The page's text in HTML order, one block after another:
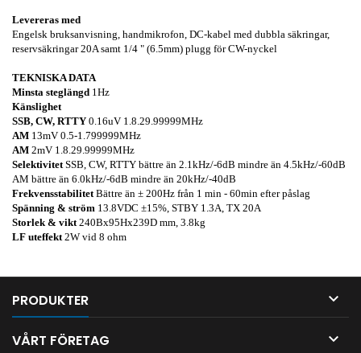
Levereras med
Engelsk bruksanvisning, handmikrofon, DC-kabel med dubbla säkringar,
reservsäkringar 20A samt 1/4 " (6.5mm) plugg för CW-nyckel
TEKNISKA DATA
Minsta steglängd 1Hz
Känslighet
SSB, CW, RTTY 0.16uV 1.8.29.99999MHz
AM 13mV 0.5-1.799999MHz
AM 2mV 1.8.29.99999MHz
SelektivitetSSB, CW, RTTY bättre än 2.1kHz/-6dB mindre än 4.5kHz/-60dB
AM bättre än 6.0kHz/-6dB mindre än 20kHz/-40dB
FrekvensstabilitetBättre än ± 200Hz från 1 min - 60min efter påslag
Spänning & ström 13.8VDC ±15%, STBY 1.3A, TX 20A
Storlek & vikt240Bx95Hx239D mm, 3.8kg
LF uteffekt2W vid 8 ohm
PRODUKTER 
VÅRT FÖRETAG 